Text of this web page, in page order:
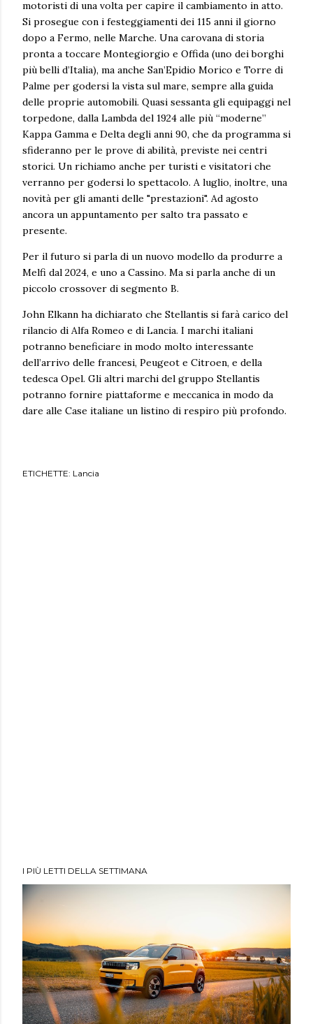
motoristi di una volta per capire il cambiamento in atto.
Si prosegue con i festeggiamenti dei 115 anni il giorno
dopo a Fermo, nelle Marche. Una carovana di storia
pronta a toccare Montegiorgio e Offida (uno dei borghi
più belli d’Italia), ma anche San’Epidio Morico e Torre di
Palme per godersi la vista sul mare, sempre alla guida
delle proprie automobili. Quasi sessanta gli equipaggi nel
torpedone, dalla Lambda del 1924 alle più “moderne”
Kappa Gamma e Delta degli anni 90, che da programma si
sfideranno per le prove di abilità, previste nei centri
storici. Un richiamo anche per turisti e visitatori che
verranno per godersi lo spettacolo. A luglio, inoltre, una
novità per gli amanti delle "prestazioni". Ad agosto
ancora un appuntamento per salto tra passato e
presente.
Per il futuro si parla di un nuovo modello da produrre a
Melfi dal 2024, e uno a Cassino. Ma si parla anche di un
piccolo crossover di segmento B.
John Elkann ha dichiarato che Stellantis si farà carico del
rilancio di Alfa Romeo e di Lancia. I marchi italiani
potranno beneficiare in modo molto interessante
dell’arrivo delle francesi, Peugeot e Citroen, e della
tedesca Opel. Gli altri marchi del gruppo Stellantis
potranno fornire piattaforme e meccanica in modo da
dare alle Case italiane un listino di respiro più profondo.
ETICHETTE: Lancia
I PIÙ LETTI DELLA SETTIMANA